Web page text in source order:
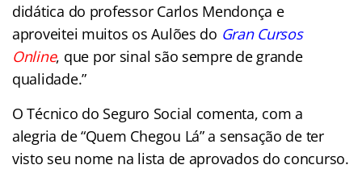
didática do professor Carlos Mendonça e
aproveitei muitos os Aulões do Gran Cursos
Online, que por sinal são sempre de grande
qualidade.”
O Técnico do Seguro Social comenta, com a
alegria de “Quem Chegou Lá” a sensação de ter
visto seu nome na lista de aprovados do concurso.